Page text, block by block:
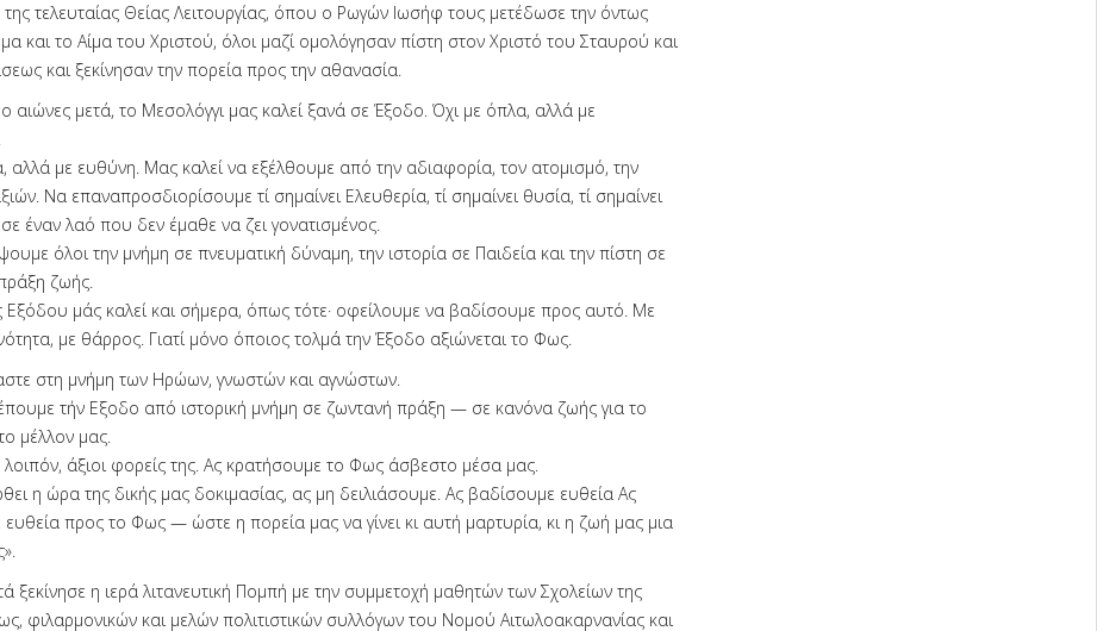
τελευταίας Θείας Λειτουργίας, όπου ο Ρωγών Ιωσήφ τους μετέδωσε την όντως
και το Αίμα του Χριστού, όλοι μαζί ομολόγησαν πίστη στον Χριστό του Σταυρού και
και ξεκίνησαν την πορεία προς την αθανασία.
αιώνες μετά, το Μεσολόγγι μας καλεί ξανά σε Έξοδο. Όχι με όπλα, αλλά με
αλλά με ευθύνη. Μας καλεί να εξέλθουμε από την αδιαφορία, τον ατομισμό, την
Να επαναπροσδιορίσουμε τί σημαίνει Ελευθερία, τί σημαίνει θυσία, τί σημαίνει
έναν λαό που δεν έμαθε να ζει γονατισμένος.
όλοι την μνήμη σε πνευματική δύναμη, την ιστορία σε Παιδεία και την πίστη σε
ζωής.
μάς καλεί και σήμερα, όπως τότε· οφείλουμε να βαδίσουμε προς αυτό. Με
με θάρρος. Γιατί μόνο όποιος τολμά την Έξοδο αξιώνεται το Φως.
στη μνήμη των Ηρώων, γνωστών και αγνώστων.
τήν Εξοδο από ιστορική μνήμη σε ζωντανή πράξη — σε κανόνα ζωής για το
μέλλον μας.
λοιπόν, άξιοι φορείς της. Ας κρατήσουμε το Φως άσβεστο μέσα μας.
η ώρα της δικής μας δοκιμασίας, ας μη δειλιάσουμε. Ας βαδίσουμε ευθεία Ας
προς το Φως — ώστε η πορεία μας να γίνει κι αυτή μαρτυρία, κι η ζωή μας μια
ξεκίνησε η ιερά λιτανευτική Πομπή με την συμμετοχή μαθητών των Σχολείων της
φιλαρμονικών και μελών πολιτιστικών συλλόγων του Νομού Αιτωλοακαρνανίας και